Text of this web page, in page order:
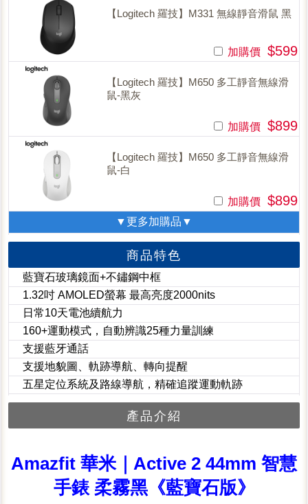
【Logitech 羅技】M331 無線靜音滑鼠 黑
加購價 $599
【Logitech 羅技】M650 多工靜音無線滑
鼠-黑灰
加購價 $899
【Logitech 羅技】M650 多工靜音無線滑
鼠-白
加購價 $899
▼更多加購品▼
商品特色
藍寶石玻璃鏡面+不鏽鋼中框
1.32吋 AMOLED螢幕 最高亮度2000nits
日常10天電池續航力
160+運動模式，自動辨識25種力量訓練
支援藍牙通話
支援地貌圖、軌跡導航、轉向提醒
五星定位系統及路線導航，精確追蹤運動軌跡
產品介紹
Amazfit 華米｜Active 2 44mm 智慧
手錶 柔霧黑《藍寶石版》